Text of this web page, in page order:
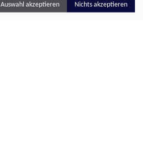
Auswahl akzeptieren Nichts akzeptieren